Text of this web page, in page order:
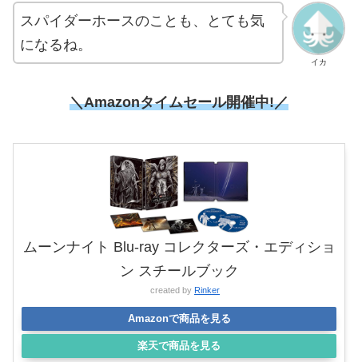
イカ
スパイダーホースのことも、とても気
になるね。
＼Amazonタイムセール開催中!／
ムーンナイト Blu-ray コレクターズ・エディショ
ン スチールブック
created by Rinker
Amazonで商品を見る
楽天で商品を見る